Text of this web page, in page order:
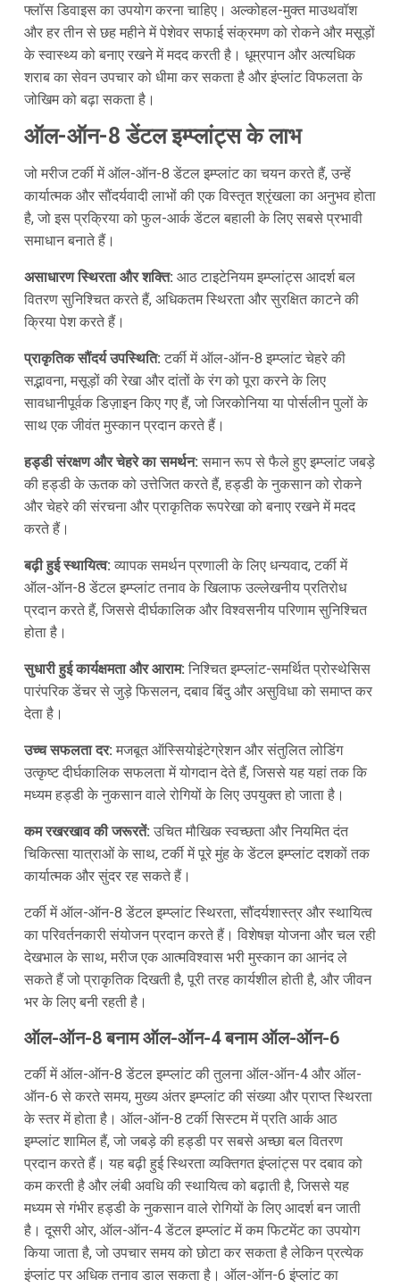
फ्लॉस डिवाइस का उपयोग करना चाहिए। अल्कोहल-मुक्त माउथवॉश
और हर तीन से छह महीने में पेशेवर सफाई संक्रमण को रोकने और मसूड़ों
के स्वास्थ्य को बनाए रखने में मदद करती है। धूम्रपान और अत्यधिक
शराब का सेवन उपचार को धीमा कर सकता है और इंप्लांट विफलता के
जोखिम को बढ़ा सकता है।
ऑल-ऑन-8 डेंटल इम्प्लांट्स के लाभ
जो मरीज टर्की में ऑल-ऑन-8 डेंटल इम्प्लांट का चयन करते हैं, उन्हें
कार्यात्मक और सौंदर्यवादी लाभों की एक विस्तृत श्रृंखला का अनुभव होता
है, जो इस प्रक्रिया को फुल-आर्क डेंटल बहाली के लिए सबसे प्रभावी
समाधान बनाते हैं।
असाधारण स्थिरता और शक्ति: आठ टाइटेनियम इम्प्लांट्स आदर्श बल
वितरण सुनिश्चित करते हैं, अधिकतम स्थिरता और सुरक्षित काटने की
क्रिया पेश करते हैं।
प्राकृतिक सौंदर्य उपस्थिति: टर्की में ऑल-ऑन-8 इम्प्लांट चेहरे की
सद्भावना, मसूड़ों की रेखा और दांतों के रंग को पूरा करने के लिए
सावधानीपूर्वक डिज़ाइन किए गए हैं, जो जिरकोनिया या पोर्सलीन पुलों के
साथ एक जीवंत मुस्कान प्रदान करते हैं।
हड्डी संरक्षण और चेहरे का समर्थन: समान रूप से फैले हुए इम्प्लांट जबड़े
की हड्डी के ऊतक को उत्तेजित करते हैं, हड्डी के नुकसान को रोकने
और चेहरे की संरचना और प्राकृतिक रूपरेखा को बनाए रखने में मदद
करते हैं।
बढ़ी हुई स्थायित्व: व्यापक समर्थन प्रणाली के लिए धन्यवाद, टर्की में
ऑल-ऑन-8 डेंटल इम्प्लांट तनाव के खिलाफ उल्लेखनीय प्रतिरोध
प्रदान करते हैं, जिससे दीर्घकालिक और विश्वसनीय परिणाम सुनिश्चित
होता है।
सुधारी हुई कार्यक्षमता और आराम: निश्चित इम्प्लांट-समर्थित प्रोस्थेसिस
पारंपरिक डेंचर से जुड़े फिसलन, दबाव बिंदु और असुविधा को समाप्त कर
देता है।
उच्च सफलता दर: मजबूत ऑस्सियोइंटेग्रेशन और संतुलित लोडिंग
उत्कृष्ट दीर्घकालिक सफलता में योगदान देते हैं, जिससे यह यहां तक कि
मध्यम हड्डी के नुकसान वाले रोगियों के लिए उपयुक्त हो जाता है।
कम रखरखाव की जरूरतें: उचित मौखिक स्वच्छता और नियमित दंत
चिकित्सा यात्राओं के साथ, टर्की में पूरे मुंह के डेंटल इम्प्लांट दशकों तक
कार्यात्मक और सुंदर रह सकते हैं।
टर्की में ऑल-ऑन-8 डेंटल इम्प्लांट स्थिरता, सौंदर्यशास्त्र और स्थायित्व
का परिवर्तनकारी संयोजन प्रदान करते हैं। विशेषज्ञ योजना और चल रही
देखभाल के साथ, मरीज एक आत्मविश्वास भरी मुस्कान का आनंद ले
सकते हैं जो प्राकृतिक दिखती है, पूरी तरह कार्यशील होती है, और जीवन
भर के लिए बनी रहती है।
ऑल-ऑन-8 बनाम ऑल-ऑन-4 बनाम ऑल-ऑन-6
टर्की में ऑल-ऑन-8 डेंटल इम्प्लांट की तुलना ऑल-ऑन-4 और ऑल-
ऑन-6 से करते समय, मुख्य अंतर इम्प्लांट की संख्या और प्राप्त स्थिरता
के स्तर में होता है। ऑल-ऑन-8 टर्की सिस्टम में प्रति आर्क आठ
इम्प्लांट शामिल हैं, जो जबड़े की हड्डी पर सबसे अच्छा बल वितरण
प्रदान करते हैं। यह बढ़ी हुई स्थिरता व्यक्तिगत इंप्लांट्स पर दबाव को
कम करती है और लंबी अवधि की स्थायित्व को बढ़ाती है, जिससे यह
मध्यम से गंभीर हड्डी के नुकसान वाले रोगियों के लिए आदर्श बन जाती
है। दूसरी ओर, ऑल-ऑन-4 डेंटल इम्प्लांट में कम फिटमेंट का उपयोग
किया जाता है, जो उपचार समय को छोटा कर सकता है लेकिन प्रत्येक
इंप्लांट पर अधिक तनाव डाल सकता है। ऑल-ऑन-6 इंप्लांट का